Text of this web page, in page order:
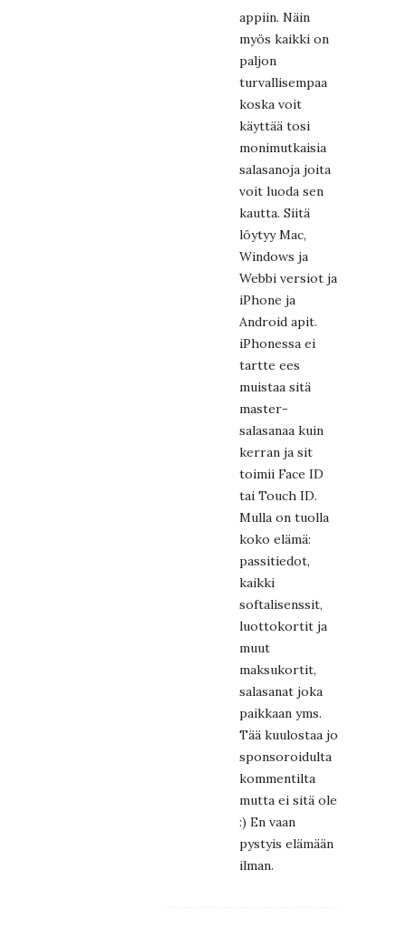
appiin. Näin
myös kaikki on
paljon
turvallisempaa
koska voit
käyttää tosi
monimutkaisia
salasanoja joita
voit luoda sen
kautta. Siitä
löytyy Mac,
Windows ja
Webbi versiot ja
iPhone ja
Android apit.
iPhonessa ei
tartte ees
muistaa sitä
master-
salasanaa kuin
kerran ja sit
toimii Face ID
tai Touch ID.
Mulla on tuolla
koko elämä:
passitiedot,
kaikki
softalisenssit,
luottokortit ja
muut
maksukortit,
salasanat joka
paikkaan yms.
Tää kuulostaa jo
sponsoroidulta
kommentilta
mutta ei sitä ole
:) En vaan
pystyis elämään
ilman.